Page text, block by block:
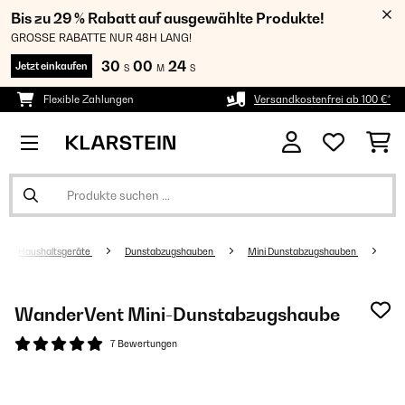
Bis zu 29 % Rabatt auf ausgewählte Produkte!
GROSSE RABATTE NUR 48H LANG!
Jetzt einkaufen 30 S 00 M 24 S
Flexible Zahlungen Versandkostenfrei ab 100 €*
Haushaltsgeräte Dunstabzugshauben Mini Dunstabzugshauben
WanderVent Mini-Dunstabzugshaube
7 Bewertungen